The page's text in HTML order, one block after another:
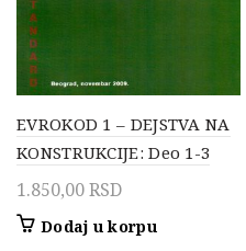
EVROKOD 1 – DEJSTVA NA
KONSTRUKCIJE: Deo 1-3
1.850,00RSD
Dodaj u korpu